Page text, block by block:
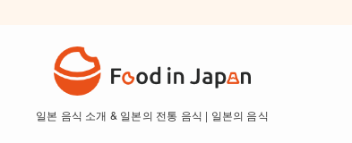
일본 음식 소개 & 일본의 전통 음식 | 일본의 음식